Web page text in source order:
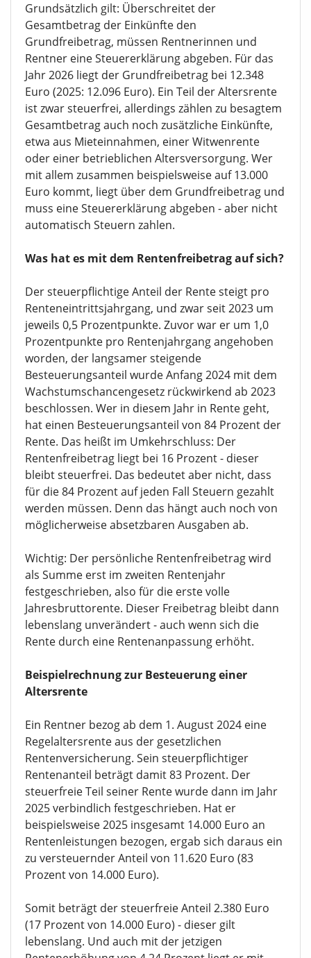
Grundsätzlich gilt: Überschreitet der
Gesamtbetrag der Einkünfte den
Grundfreibetrag, müssen Rentnerinnen und
Rentner eine Steuererklärung abgeben. Für das
Jahr 2026 liegt der Grundfreibetrag bei 12.348
Euro (2025: 12.096 Euro). Ein Teil der Altersrente
ist zwar steuerfrei, allerdings zählen zu besagtem
Gesamtbetrag auch noch zusätzliche Einkünfte,
etwa aus Mieteinnahmen, einer Witwenrente
oder einer betrieblichen Altersversorgung. Wer
mit allem zusammen beispielsweise auf 13.000
Euro kommt, liegt über dem Grundfreibetrag und
muss eine Steuererklärung abgeben - aber nicht
automatisch Steuern zahlen.
Was hat es mit dem Rentenfreibetrag auf sich?
Der steuerpflichtige Anteil der Rente steigt pro
Renteneintrittsjahrgang, und zwar seit 2023 um
jeweils 0,5 Prozentpunkte. Zuvor war er um 1,0
Prozentpunkte pro Rentenjahrgang angehoben
worden, der langsamer steigende
Besteuerungsanteil wurde Anfang 2024 mit dem
Wachstumschancengesetz rückwirkend ab 2023
beschlossen. Wer in diesem Jahr in Rente geht,
hat einen Besteuerungsanteil von 84 Prozent der
Rente. Das heißt im Umkehrschluss: Der
Rentenfreibetrag liegt bei 16 Prozent - dieser
bleibt steuerfrei. Das bedeutet aber nicht, dass
für die 84 Prozent auf jeden Fall Steuern gezahlt
werden müssen. Denn das hängt auch noch von
möglicherweise absetzbaren Ausgaben ab.
Wichtig: Der persönliche Rentenfreibetrag wird
als Summe erst im zweiten Rentenjahr
festgeschrieben, also für die erste volle
Jahresbruttorente. Dieser Freibetrag bleibt dann
lebenslang unverändert - auch wenn sich die
Rente durch eine Rentenanpassung erhöht.
Beispielrechnung zur Besteuerung einer
Altersrente
Ein Rentner bezog ab dem 1. August 2024 eine
Regelaltersrente aus der gesetzlichen
Rentenversicherung. Sein steuerpflichtiger
Rentenanteil beträgt damit 83 Prozent. Der
steuerfreie Teil seiner Rente wurde dann im Jahr
2025 verbindlich festgeschrieben. Hat er
beispielsweise 2025 insgesamt 14.000 Euro an
Rentenleistungen bezogen, ergab sich daraus ein
zu versteuernder Anteil von 11.620 Euro (83
Prozent von 14.000 Euro).
Somit beträgt der steuerfreie Anteil 2.380 Euro
(17 Prozent von 14.000 Euro) - dieser gilt
lebenslang. Und auch mit der jetzigen